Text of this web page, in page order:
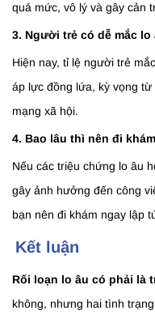
quá mức, vô lý và gây cản
3. Người trẻ có dễ mắc lo
Hiện nay, tỉ lệ người trẻ
áp lực đồng lứa, kỳ vọng
mạng xã hội.
4. Bao lâu thì nên đi
Nếu các triệu chứng lo âu
gây ảnh hưởng đến công
bạn nên đi khám ngay lập
Kết luận
Rối loạn lo âu có phải là
không, nhưng hai tình